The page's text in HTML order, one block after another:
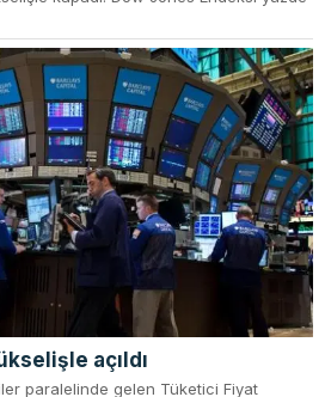
açıldı
paralelinde gelen Tüketici Fiyat